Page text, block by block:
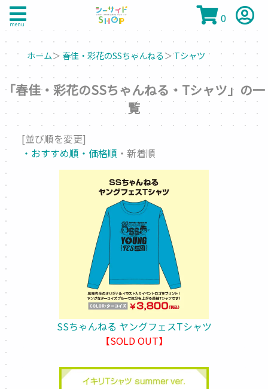
menu 0
ホーム＞ 春佳・彩花のSSちゃんねる＞Tシャツ
「春佳・彩花のSSちゃんねる・Tシャツ」の一
覧
[並び順を変更]
・おすすめ順 ・価格順 ・新着順
SSちゃんねる ヤングフェスTシャツ
【SOLD OUT】